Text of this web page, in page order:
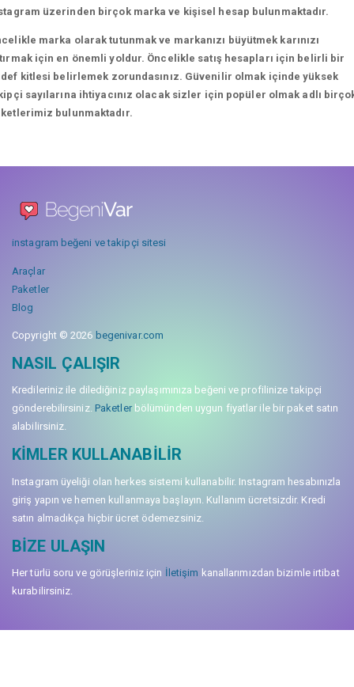
üzerinden birçok marka ve kişisel hesap bulunmaktadır.
marka olarak tutunmak ve markanızı büyütmek karınızı
için en önemli yoldur. Öncelikle satış hesapları için belirli bir
kitlesi belirlemek zorundasınız. Güvenilir olmak içinde yüksek
sayılarına ihtiyacınız olacak sizler için popüler olmak adlı
bulunmaktadır.
instagram beğeni ve takipçi sitesi
Araçlar
Paketler
Blog
Copyright © 2026 begenivar.com
NASIL ÇALIŞIR
Kredileriniz ile dilediğiniz paylaşımınıza beğeni ve profilinize takipçi
gönderebilirsiniz. Paketlerbölümünden uygun fiyatlar ile bir paket satın
alabilirsiniz.
KIMLER KULLANABILIR
Instagram üyeliği olan herkes sistemi kullanabilir. Instagram hesabınızla
giriş yapın ve hemen kullanmaya başlayın. Kullanım ücretsizdir. Kredi
satın almadıkça hiçbir ücret ödemezsiniz.
BIZE ULAŞIN
Her türlü soru ve görüşleriniz için İletişim kanallarımızdan bizimle irtibat
kurabilirsiniz.